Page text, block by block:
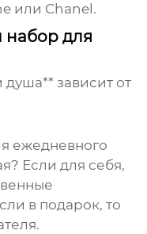
или Chanel.
набор для
зависит от
ежедневного
Если для себя,
в подарок, то